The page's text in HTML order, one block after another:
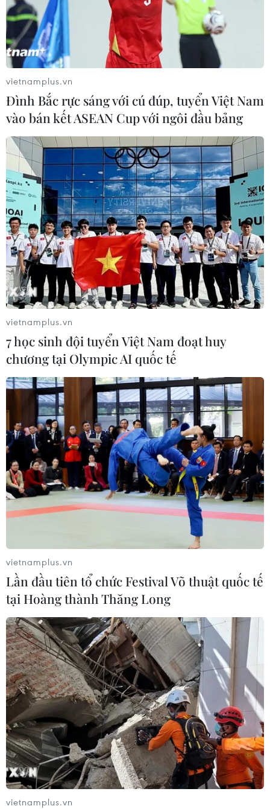
vietnamplus.vn
Đình Bắc rực sáng với cú đúp, tuyển Việt Nam
vào bán kết ASEAN Cup với ngôi đầu bảng
vietnamplus.vn
7 học sinh đội tuyển Việt Nam đoạt huy
chương tại Olympic AI quốc tế
vietnamplus.vn
Lần đầu tiên tổ chức Festival Võ thuật quốc tế
tại Hoàng thành Thăng Long
vietnamplus.vn